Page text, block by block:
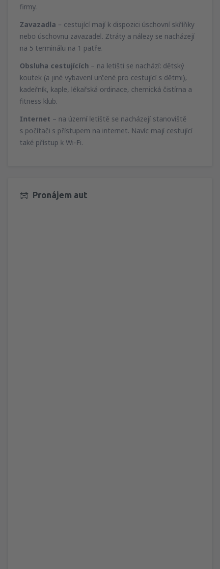
firmy.
Zavazadla – cestující mají k dispozici úschovní skříňky
nebo úschovnu zavazadel. Ztráty a nálezy se nacházejí
na 5 terminálu na 1 patře.
Obsluha cestujících – na letišti se nachází: dětský
koutek (a jiné vybavení určené pro cestující s dětmi),
kadeřník, kaple, lékařská ordinace, chemická čistírna a
fitness klub.
Internet – na území letiště se nacházejí stanoviště
s počítači s přístupem na internet. Navíc mají cestující
také přístup k Wi-Fi.
Pronájem aut